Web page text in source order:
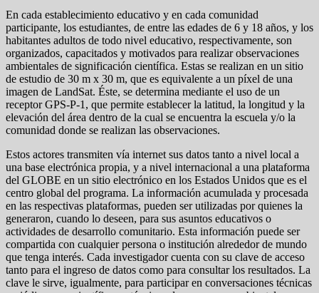
En cada establecimiento educativo y en cada comunidad
participante, los estudiantes, de entre las edades de 6 y 18 años, y los
habitantes adultos de todo nivel educativo, respectivamente, son
organizados, capacitados y motivados para realizar observaciones
ambientales de significación científica. Estas se realizan en un sitio
de estudio de 30 m x 30 m, que es equivalente a un píxel de una
imagen de LandSat. Éste, se determina mediante el uso de un
receptor GPS-P-1, que permite establecer la latitud, la longitud y la
elevación del área dentro de la cual se encuentra la escuela y/o la
comunidad donde se realizan las observaciones.
Estos actores transmiten vía internet sus datos tanto a nivel local a
una base electrónica propia, y a nivel internacional a una plataforma
del GLOBE en un sitio electrónico en los Estados Unidos que es el
centro global del programa. La información acumulada y procesada
en las respectivas plataformas, pueden ser utilizadas por quienes la
generaron, cuando lo deseen, para sus asuntos educativos o
actividades de desarrollo comunitario. Esta información puede ser
compartida con cualquier persona o institución alrededor de mundo
que tenga interés. Cada investigador cuenta con su clave de acceso
tanto para el ingreso de datos como para consultar los resultados. La
clave le sirve, igualmente, para participar en conversaciones técnicas